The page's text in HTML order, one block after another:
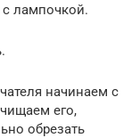
лампочкой.
начинаем с
его,
обрезать